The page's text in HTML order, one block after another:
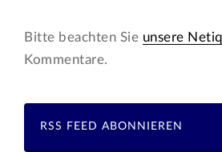
Bitte beachten Sie unsere
Kommentare.
RSS FEED ABONNIEREN